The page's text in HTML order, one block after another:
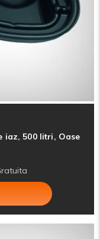
iaz, 500 litri, Oase